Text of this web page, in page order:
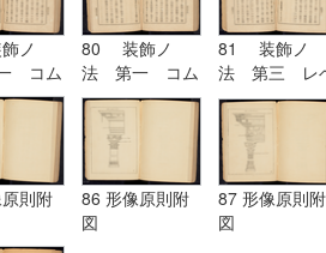
ノ
コム
ション
ヒユー
80 装飾ノ
法 第一 コム
プリケーション
及ヒコンヒユー
シヨン| 装飾
ノ法 第二 ユ
ーリスミー|
装飾ノ法 第
三 レベチーシ
81 装飾ノ
法 第三 レ
チーシヨン|
装飾ノ法 第
四 アルテレ
シヨン
則附
86 形像原則附
図
87 形像原則附
図